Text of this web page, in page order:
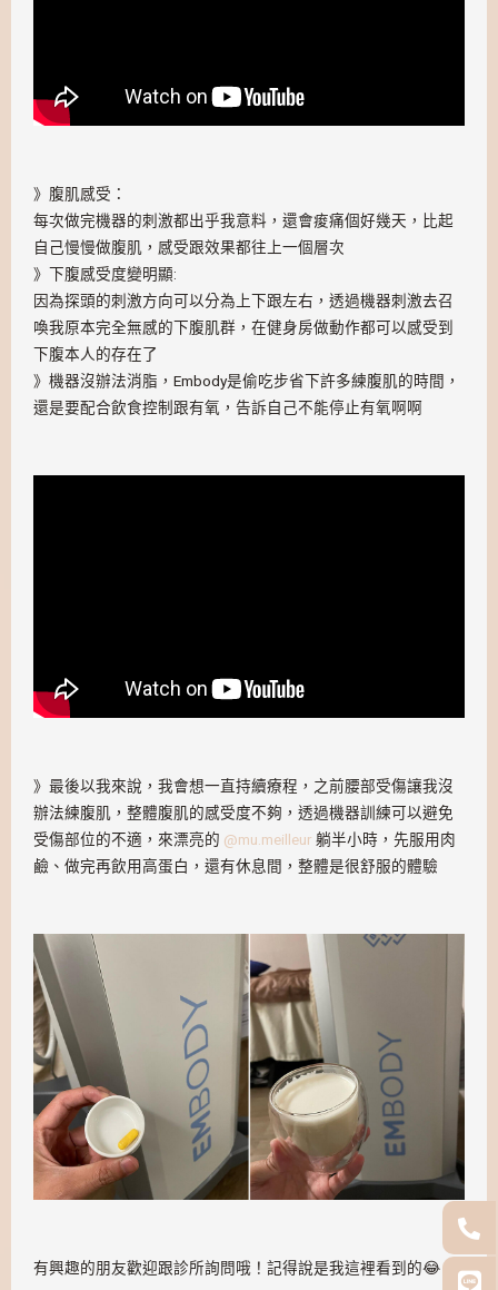
》腹肌感受：
每次做完機器的刺激都出乎我意料，還會痠痛個好幾天，比起
自己慢慢做腹肌，感受跟效果都往上一個層次
》下腹感受度變明顯:
因為探頭的刺激方向可以分為上下跟左右，透過機器刺激去召
喚我原本完全無感的下腹肌群，在健身房做動作都可以感受到
下腹本人的存在了
》機器沒辦法消脂，Embody是偷吃步省下許多練腹肌的時間，
還是要配合飲食控制跟有氧，告訴自己不能停止有氧啊啊
》最後以我來說，我會想一直持續療程，之前腰部受傷讓我沒
辦法練腹肌，整體腹肌的感受度不夠，透過機器訓練可以避免
受傷部位的不適，來漂亮的 @mu.meilleur 躺半小時，先服用肉
鹼、做完再飲用高蛋白，還有休息間，整體是很舒服的體驗
有興趣的朋友歡迎跟診所詢問哦！記得說是我這裡看到的😂